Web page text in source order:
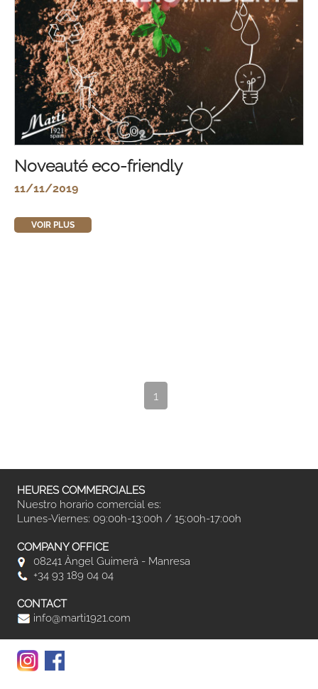
Noveauté eco-friendly
11/11/2019
VOIR PLUS
1
HEURES COMMERCIALES
Nuestro horario comercial es:
Lunes-Viernes: 09:00h-13:00h / 15:00h-17:00h
COMPANY OFFICE
08241 Àngel Guimerà - Manresa
+34 93 189 04 04
CONTACT
info@marti1921.com